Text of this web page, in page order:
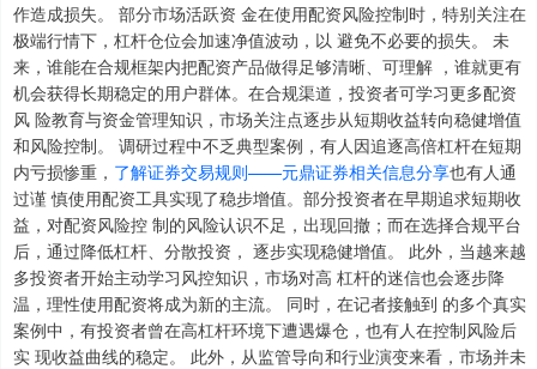
作造成损失。 部分市场活跃资 金在使用配资风险控制时，特别关注在
极端行情下，杠杆仓位会加速净值波动，以 避免不必要的损失。 未
来，谁能在合规框架内把配资产品做得足够清晰、可理解 ，谁就更有
机会获得长期稳定的用户群体。在合规渠道，投资者可学习更多配资
风 险教育与资金管理知识，市场关注点逐步从短期收益转向稳健增值
和风险控制。 调研过程中不乏典型案例，有人因追逐高倍杠杆在短期
内亏损惨重， 了解证券交易规则——元鼎证券相关信息分享也有人通
过谨 慎使用配资工具实现了稳步增值。部分投资者在早期追求短期收
益，对配资风险控 制的风险认识不足，出现回撤；而在选择合规平台
后，通过降低杠杆、分散投资， 逐步实现稳健增值。 此外，当越来越
多投资者开始主动学习风控知识，市场对高 杠杆的迷信也会逐步降
温，理性使用配资将成为新的主流。 同时，在记者接触到 的多个真实
案例中，有投资者曾在高杠杆环境下遭遇爆仓，也有人在控制风险后
实 现收益曲线的稳定。 此外，从监管导向和行业演变来看，市场并未
上证综指 3940.04 +39.68 +1.02%
深证成指 14311.01 +200.89 +1.42%